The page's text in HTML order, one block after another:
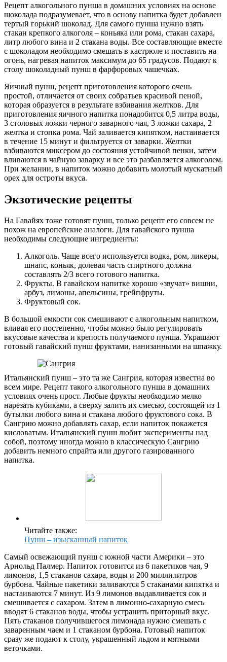
Рецепт алкогольного пунша в домашних условиях на основе
шоколада подразумевает, что в основу напитка будет добавлен
тертый горький шоколад. Для самого пунша нужно взять
стакан крепкого алкоголя – коньяка или рома, стакан сахара,
литр любого вина и 2 стакана воды. Все составляющие вместе
с шоколадом необходимо смешать в кастрюле и поставить на
огонь, нагревая напиток максимум до 65 градусов. Подают к
столу шоколадный пунш в фарфоровых чашечках.
Яичный пунш, рецепт приготовления которого очень
простой, отличается от своих собратьев красивой пеной,
которая образуется в результате взбивания желтков. Для
приготовления яичного напитка понадобится 0,5 литра воды,
3 столовых ложки черного заварного чая, 3 ложки сахара, 2
желтка и стопка рома. Чай заливается кипятком, настаивается
в течение 15 минут и фильтруется от заварки. Желтки
взбиваются миксером до состояния устойчивой пенки, затем
вливаются в чайную заварку и все это разбавляется алкоголем.
При желании, в напиток можно добавить молотый мускатный
орех для остроты вкуса.
Экзотические рецепты
На Гавайях тоже готовят пунш, только рецепт его совсем не
похож на европейские аналоги. Для гавайского пунша
необходимы следующие ингредиенты:
Алкоголь. Чаще всего используется водка, ром, ликеры,
шнапс, коньяк, долевая часть спиртного должна
составлять 2/3 всего готового напитка.
Фрукты. В гавайском напитке хорошо «звучат» вишни,
арбуз, лимоны, апельсины, грейпфруты.
Фруктовый сок.
В большой емкости сок смешивают с алкогольным напитком,
вливая его постепенно, чтобы можно было регулировать
вкусовые качества и крепость получаемого пунша. Украшают
готовый гавайский пунш фруктами, нанизанными на шпажку.
Итальянский пунш – это та же Сангрия, которая известна во
всем мире. Рецепт такого алкогольного пунша в домашних
условиях очень прост. Любые фрукты необходимо мелко
нарезать кубиками, а сверху залить их смесью, состоящей из 1
бутылки любого вина и стакана любого фруктового сока. В
Сангрию можно добавлять сахар, если напиток покажется
кисловатым. Итальянский пунш любит эксперименты над
собой, поэтому иногда можно в классическую Сангрию
добавить немного спрайта или другого газированного
напитка.
Читайте также:
Пунш – изысканный напиток
Самый освежающий пунш с южной части Америки – это
Арнольд Палмер. Напиток готовится из 6 пакетиков чая, 9
лимонов, 1,5 стаканов сахара, воды и 200 миллилитров
бурбона. Чайные пакетики заливаются 5 стаканами кипятка и
настаиваются 7 минут. Из 9 лимонов выдавливается сок и
смешивается с сахаром. Затем в лимонно-сахарную смесь
вводят 6 стаканов воды, чтобы устранить приторный вкус.
Пять стаканов получившегося лимонада нужно смешать с
заваренным чаем и 1 стаканом бурбона. Готовый напиток
сразу же подают к столу, украшенный льдом и мятными
веточками.